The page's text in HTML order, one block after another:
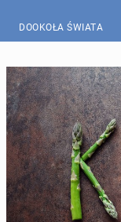
DOOKOŁA ŚWIATA